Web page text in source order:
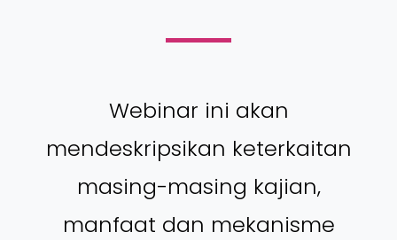
Webinar ini akan
mendeskripsikan keterkaitan
masing-masing kajian,
manfaat dan mekanisme